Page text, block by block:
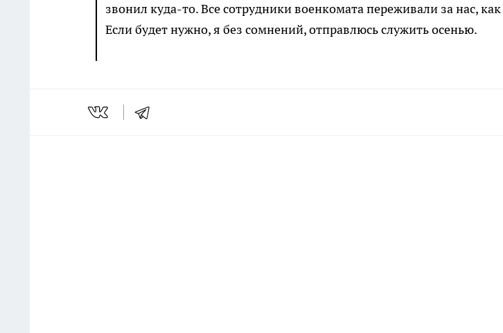
звонил куда-то. Все сотрудники военкомата переживали за нас,
Если будет нужно, я без сомнений, отправлюсь служить осенью.